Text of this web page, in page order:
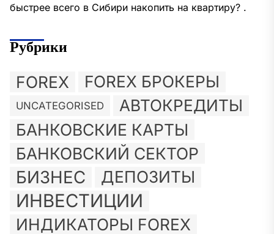
быстрее всего в Сибири накопить на квартиру? .
Рубрики
FOREX FOREX БРОКЕРЫ
UNCATEGORISED АВТОКРЕДИТЫ
БАНКОВСКИЕ КАРТЫ
БАНКОВСКИЙ СЕКТОР
БИЗНЕС ДЕПОЗИТЫ
ИНВЕСТИЦИИ
ИНДИКАТОРЫ FOREX